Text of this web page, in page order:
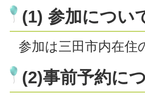
(1) 参加につい
参加は三田市内在住
(2)事前予約に